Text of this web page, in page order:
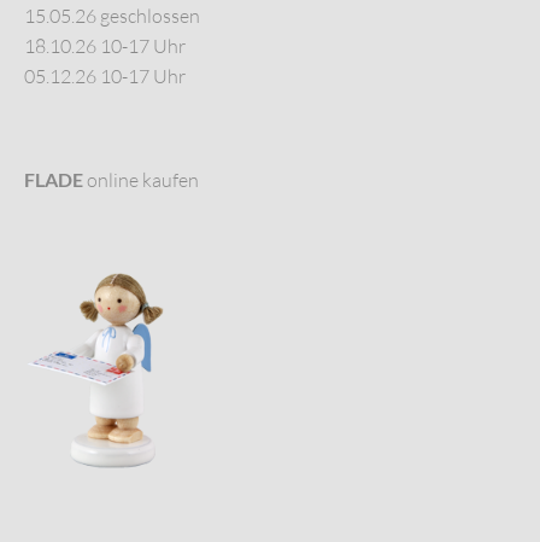
15.05.26 geschlossen
18.10.26 10-17 Uhr
05.12.26 10-17 Uhr
FLADE online kaufen